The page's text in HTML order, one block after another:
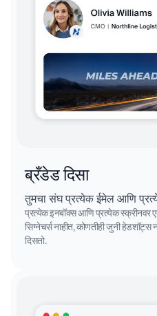
ब्रँडेड दिसा
तुमचा संघ प्रत्येक ईमेल आणि
प्रत्येक इनबॉक्स आणि प्रत्येक
सिग्नेचर्स नाहीत, कोणतीही जुनी
दिसतो.